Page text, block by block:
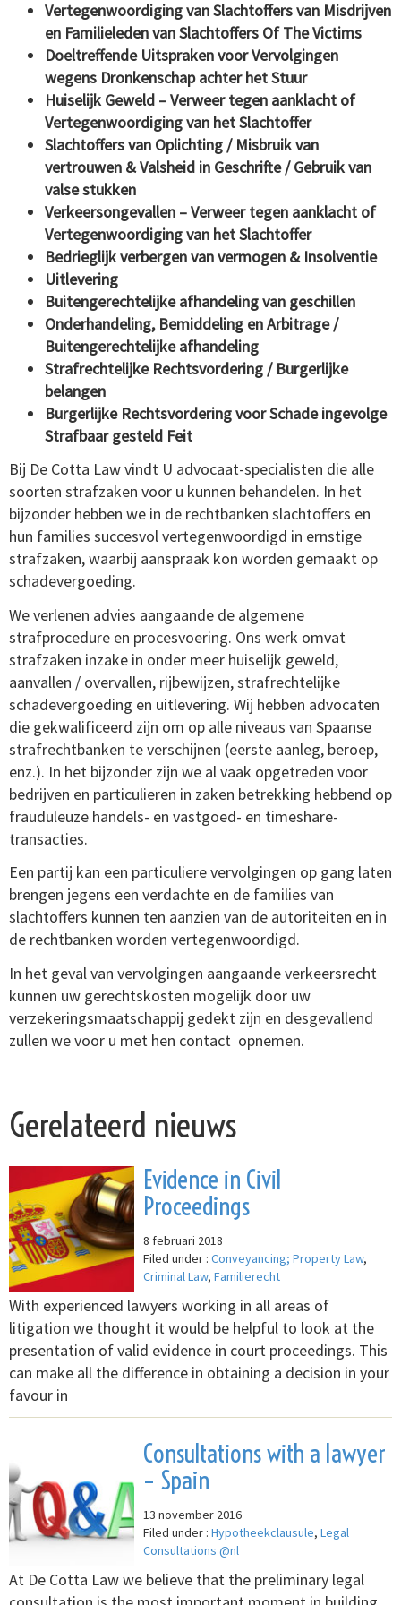
Vertegenwoordiging van Slachtoffers van Misdrijven
en Familieleden van Slachtoffers Of The Victims
Doeltreffende Uitspraken voor Vervolgingen
wegens Dronkenschap achter het Stuur
Huiselijk Geweld – Verweer tegen aanklacht of
Vertegenwoordiging van het Slachtoffer
Slachtoffers van Oplichting / Misbruik van
vertrouwen & Valsheid in Geschrifte / Gebruik van
valse stukken
Verkeersongevallen – Verweer tegen aanklacht of
Vertegenwoordiging van het Slachtoffer
Bedrieglijk verbergen van vermogen & Insolventie
Uitlevering
Buitengerechtelijke afhandeling van geschillen
Onderhandeling, Bemiddeling en Arbitrage /
Buitengerechtelijke afhandeling
Strafrechtelijke Rechtsvordering / Burgerlijke
belangen
Burgerlijke Rechtsvordering voor Schade ingevolge
Strafbaar gesteld Feit
Bij De Cotta Law vindt U advocaat-specialisten die alle
soorten strafzaken voor u kunnen behandelen. In het
bijzonder hebben we in de rechtbanken slachtoffers en
hun families succesvol vertegenwoordigd in ernstige
strafzaken, waarbij aanspraak kon worden gemaakt op
schadevergoeding.
We verlenen advies aangaande de algemene
strafprocedure en procesvoering. Ons werk omvat
strafzaken inzake in onder meer huiselijk geweld,
aanvallen / overvallen, rijbewijzen, strafrechtelijke
schadevergoeding en uitlevering. Wij hebben advocaten
die gekwalificeerd zijn om op alle niveaus van Spaanse
strafrechtbanken te verschijnen (eerste aanleg, beroep,
enz.). In het bijzonder zijn we al vaak opgetreden voor
bedrijven en particulieren in zaken betrekking hebbend op
frauduleuze handels- en vastgoed- en timeshare-
transacties.
Een partij kan een particuliere vervolgingen op gang laten
brengen jegens een verdachte en de families van
slachtoffers kunnen ten aanzien van de autoriteiten en in
de rechtbanken worden vertegenwoordigd.
In het geval van vervolgingen aangaande verkeersrecht
kunnen uw gerechtskosten mogelijk door uw
verzekeringsmaatschappij gedekt zijn en desgevallend
zullen we voor u met hen contact opnemen.
Gerelateerd nieuws
Evidence in Civil
Proceedings
8 februari 2018
Filed under : Conveyancing; Property Law,
Criminal Law, Familierecht
With experienced lawyers working in all areas of
litigation we thought it would be helpful to look at the
presentation of valid evidence in court proceedings. This
can make all the difference in obtaining a decision in your
favour in
Consultations with a lawyer
– Spain
13 november 2016
Filed under : Hypotheekclausule, Legal
Consultations @nl
At De Cotta Law we believe that the preliminary legal